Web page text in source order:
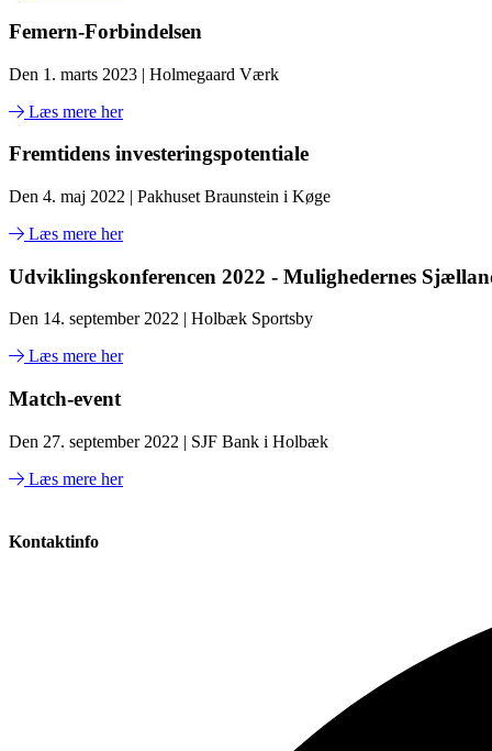
Femern-Forbindelsen
Den 1. marts 2023 | Holmegaard Værk
Læs mere her
Fremtidens investeringspotentiale
Den 4. maj 2022 | Pakhuset Braunstein i Køge
Læs mere her
Udviklingskonferencen 2022 - Mulighedernes
Den 14. september 2022 | Holbæk Sportsby
Læs mere her
Match-event
Den 27. september 2022 | SJF Bank i Holbæk
Læs mere her
Kontaktinfo